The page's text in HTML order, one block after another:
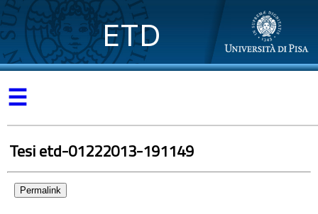
ETD
☰
Tesi etd-01222013-191149
Permalink